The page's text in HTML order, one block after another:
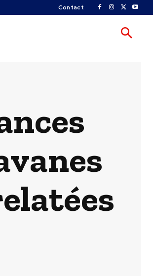
Contact